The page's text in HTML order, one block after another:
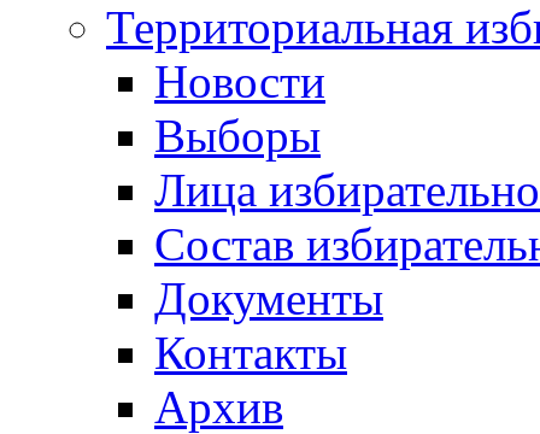
Территориальная
Новости
Выборы
Лица
Состав
Документы
Контакты
Архив